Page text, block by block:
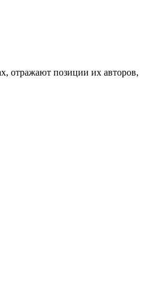
отражают позиции их авторов,